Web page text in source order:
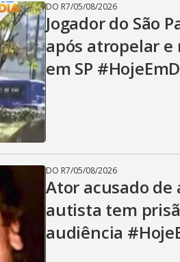
DO R7/05/08/2026
Jogador do São
após atropelar
em SP
DO R7/05/08/2026
Ator acusado de
autista tem
audiência